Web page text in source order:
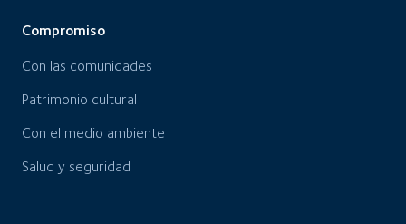
Compromiso
Con las comunidades
Patrimonio cultural
Con el medio ambiente
Salud y seguridad